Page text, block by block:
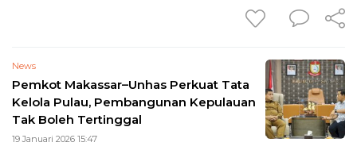
News
Pemkot Makassar–Unhas Perkuat Tata
Kelola Pulau, Pembangunan Kepulauan
Tak Boleh Tertinggal
19 Januari 2026 15:47